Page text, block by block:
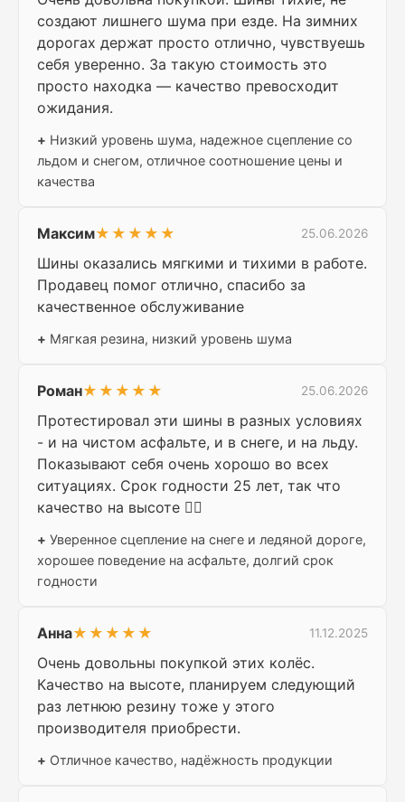
создают лишнего шума при езде. На зимних
дорогах держат просто отлично, чувствуешь
себя уверенно. За такую стоимость это
просто находка — качество превосходит
ожидания.
+ Низкий уровень шума, надежное сцепление со
льдом и снегом, отличное соотношение цены и
качества
Максим★★★★★ 25.06.2026
Шины оказались мягкими и тихими в работе.
Продавец помог отлично, спасибо за
качественное обслуживание
+ Мягкая резина, низкий уровень шума
Роман★★★★★ 25.06.2026
Протестировал эти шины в разных условиях
- и на чистом асфальте, и в снеге, и на льду.
Показывают себя очень хорошо во всех
ситуациях. Срок годности 25 лет, так что
качество на высоте 👍🏻
+ Уверенное сцепление на снеге и ледяной дороге,
хорошее поведение на асфальте, долгий срок
годности
Анна★★★★★ 11.12.2025
Очень довольны покупкой этих колёс.
Качество на высоте, планируем следующий
раз летнюю резину тоже у этого
производителя приобрести.
+ Отличное качество, надёжность продукции